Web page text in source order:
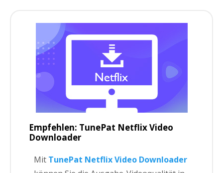
Empfehlen: TunePat Netflix Video
Downloader
Mit TunePat Netflix Video Downloader